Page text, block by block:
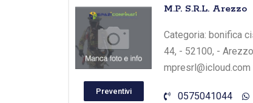
Preventivi
M.P. S.R.L. Arezzo
Categoria: bonifica
44, - 52100, -
mpresrl@icloud.com
0575041044